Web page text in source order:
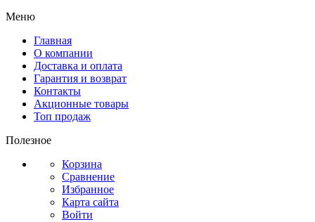
Меню
Главная
О компании
Доставка и оплата
Гарантия и возврат
Контакты
Акционные товары
Топ продаж
Полезное
Корзина
Сравнение
Избранное
Карта сайта
Войти